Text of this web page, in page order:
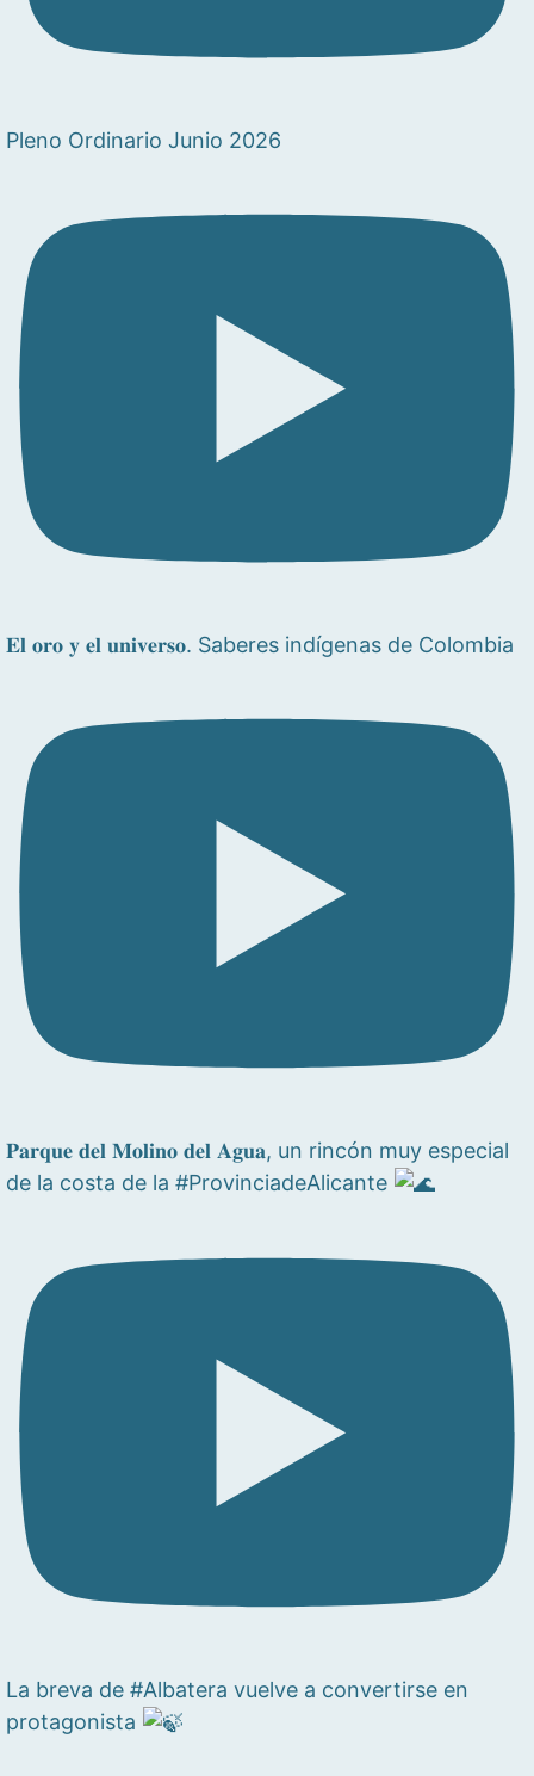
Pleno Ordinario Junio 2026
𝐄𝐥 𝐨𝐫𝐨 𝐲 𝐞𝐥 𝐮𝐧𝐢𝐯𝐞𝐫𝐬𝐨. Saberes indígenas de Colombia
𝐏𝐚𝐫𝐪𝐮𝐞 𝐝𝐞𝐥 𝐌𝐨𝐥𝐢𝐧𝐨 𝐝𝐞𝐥 𝐀𝐠𝐮𝐚, un rincón muy especial
de la costa de la #ProvinciadeAlicante
La breva de #Albatera vuelve a convertirse en
protagonista